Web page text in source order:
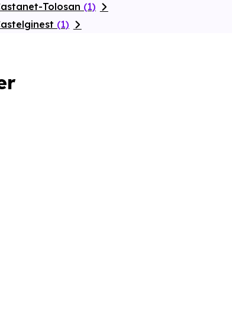
Tolosan (1)
(1)